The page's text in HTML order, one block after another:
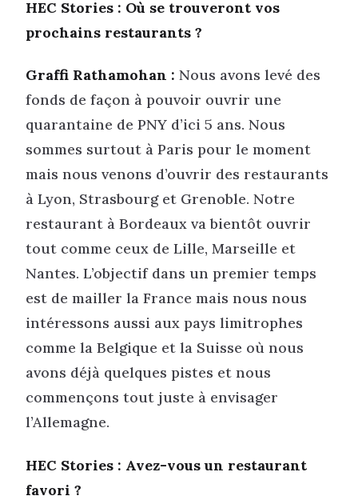
HEC Stories : Où se trouveront vos
prochains restaurants ?
Graffi Rathamohan : Nous avons levé des
fonds de façon à pouvoir ouvrir une
quarantaine de PNY d’ici 5 ans. Nous
sommes surtout à Paris pour le moment
mais nous venons d’ouvrir des restaurants
à Lyon, Strasbourg et Grenoble. Notre
restaurant à Bordeaux va bientôt ouvrir
tout comme ceux de Lille, Marseille et
Nantes. L’objectif dans un premier temps
est de mailler la France mais nous nous
intéressons aussi aux pays limitrophes
comme la Belgique et la Suisse où nous
avons déjà quelques pistes et nous
commençons tout juste à envisager
l’Allemagne.
HEC Stories : Avez-vous un restaurant
favori ?